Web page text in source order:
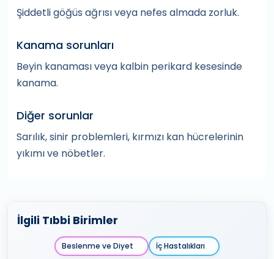
Şiddetli göğüs ağrısı veya nefes almada zorluk.
Kanama sorunları
Beyin kanaması veya kalbin perikard kesesinde
kanama.
Diğer sorunlar
Sarılık, sinir problemleri, kırmızı kan hücrelerinin
yıkımı ve nöbetler.
İlgili Tıbbi Birimler
Beslenme ve Diyet İç Hastalıkları